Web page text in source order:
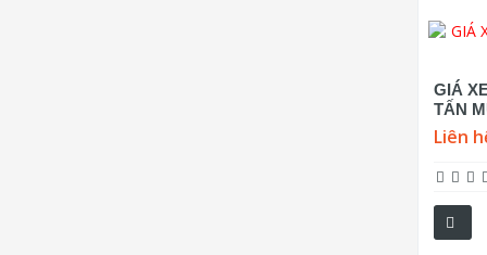
GIÁ
TẤN
Liên